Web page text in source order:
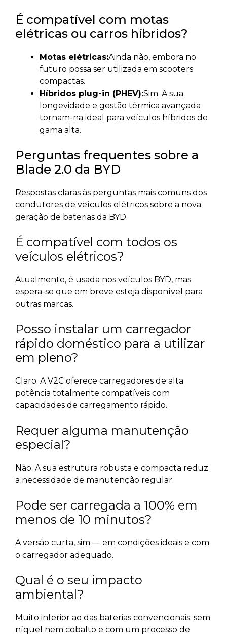
É compatível com motas
elétricas ou carros híbridos?
Motas elétricas:Ainda não, embora no
futuro possa ser utilizada em scooters
compactas.
Híbridos plug-in (PHEV):Sim. A sua
longevidade e gestão térmica avançada
tornam-na ideal para veículos híbridos de
gama alta.
Perguntas frequentes sobre a
Blade 2.0 da BYD
Respostas claras às perguntas mais comuns dos
condutores de veículos elétricos sobre a nova
geração de baterias da BYD.
É compatível com todos os
veículos elétricos?
Atualmente, é usada nos veículos BYD, mas
espera-se que em breve esteja disponível para
outras marcas.
Posso instalar um carregador
rápido doméstico para a utilizar
em pleno?
Claro. A V2C oferece carregadores de alta
potência totalmente compatíveis com
capacidades de carregamento rápido.
Requer alguma manutenção
especial?
Não. A sua estrutura robusta e compacta reduz
a necessidade de manutenção regular.
Pode ser carregada a 100% em
menos de 10 minutos?
A versão curta, sim — em condições ideais e com
o carregador adequado.
Qual é o seu impacto
ambiental?
Muito inferior ao das baterias convencionais: sem
níquel nem cobalto e com um processo de